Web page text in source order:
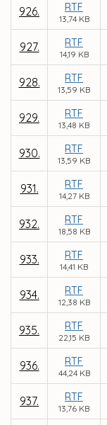
926. RTF
13,74 KB
927. RTF
14,19 KB
928. RTF
13,59 KB
929. RTF
13,48 KB
930. RTF
13,59 KB
931. RTF
14,27 KB
932. RTF
18,58 KB
933. RTF
14,41 KB
934. RTF
12,38 KB
935. RTF
22,15 KB
936. RTF
44,24 KB
937. RTF
13,76 KB